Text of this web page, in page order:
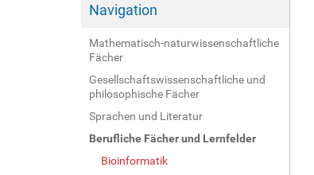
Navigation
Mathematisch-naturwissenschaftliche
Fächer
Gesellschaftswissenschaftliche und
philosophische Fächer
Sprachen und Literatur
Berufliche Fächer und Lernfelder
Bioinformatik